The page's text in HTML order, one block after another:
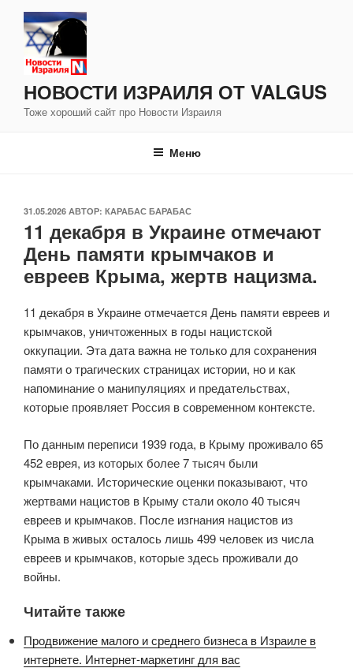
Перейти
содержимому
НОВОСТИ ИЗРАИЛЯ ОТ VALGUS
Тоже хороший сайт про Новости Израиля
Меню
ОПУБЛИКОВАНО
31.05.2026 АВТОР: КАРАБАС БАРАБАС
11 декабря в Украине отмечают
День памяти крымчаков и
евреев Крыма, жертв нацизма.
11 декабря в Украине отмечается День памяти евреев и
крымчаков, уничтоженных в годы нацистской
оккупации. Эта дата важна не только для сохранения
памяти о трагических страницах истории, но и как
напоминание о манипуляциях и предательствах,
которые проявляет Россия в современном контексте.
По данным переписи 1939 года, в Крыму проживало 65
452 еврея, из которых более 7 тысяч были
крымчаками. Исторические оценки показывают, что
жертвами нацистов в Крыму стали около 40 тысяч
евреев и крымчаков. После изгнания нацистов из
Крыма в живых осталось лишь 499 человек из числа
евреев и крымчаков, которые здесь проживали до
войны.
Читайте также
Продвижение малого и среднего бизнеса в Израиле в
интернете. Интернет-маркетинг для вас